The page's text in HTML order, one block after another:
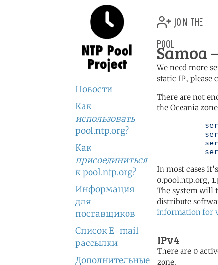
Новости
Как
использовать
pool.ntp.org?
Как
присоединиться
к pool.ntp.org?
Информация
для
поставщиков
Список E-mail
рассылки
Дополнительные
join the
pool
Samoa
We need more
static IP, please
There are not
the Oceania
In most cases
0.pool.ntp.org,
The system will
distribute
information for
IPv4
There are 0
zone.